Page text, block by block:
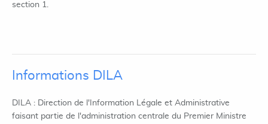
section 1.
Informations DILA
DILA : Direction de l'Information Légale et Administrative
faisant partie de l'administration centrale du Premier Ministre